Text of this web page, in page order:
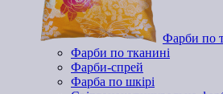
Фарби по
Фарби по тканині
Фарби-спрей
Фарба по шкірі